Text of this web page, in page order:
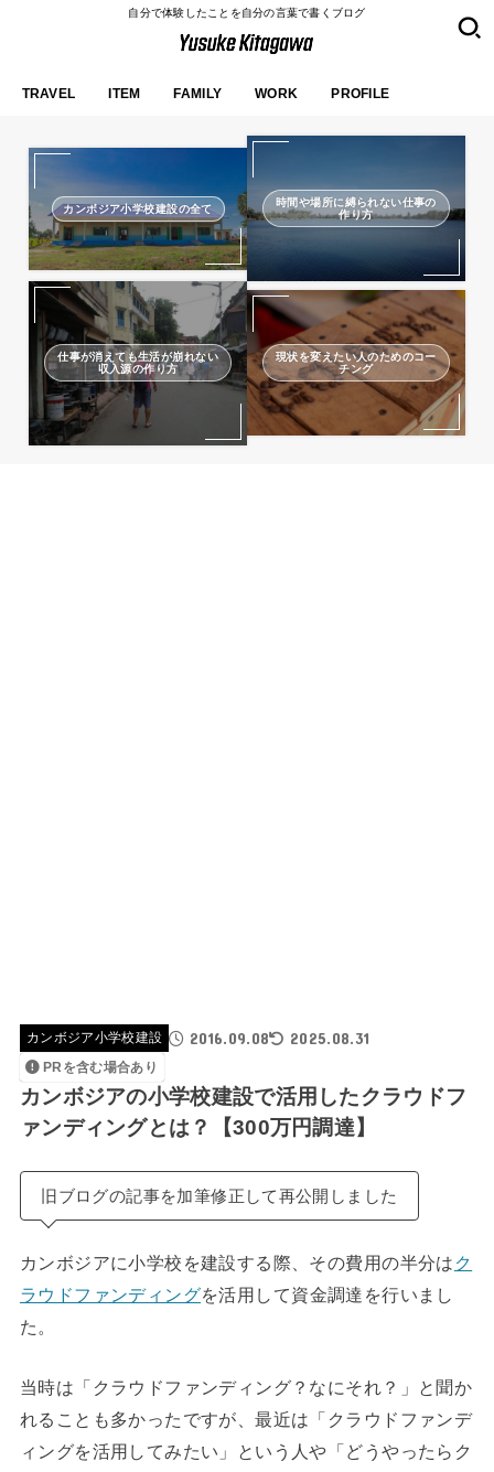
自分で体験したことを自分の言葉で書くブログ
TRAVEL ITEM FAMILY WORK PROFILE
カンボジア小学校建設の全て
時間や場所に縛られない仕事の
作り方
仕事が消えても生活が崩れない
収入源の作り方
現状を変えたい人のためのコー
チング
カンボジア小学校建設 2016.09.08 2025.08.31
PRを含む場合あり
カンボジアの小学校建設で活用したクラウドフ
ァンディングとは？【300万円調達】
旧ブログの記事を加筆修正して再公開しました
カンボジアに小学校を建設する際、その費用の半分は ク
ラウドファンディングを活用して資金調達を行いまし
た。
当時は「クラウドファンディング？なにそれ？」と聞か
れることも多かったですが、最近は「クラウドファンデ
ィングを活用してみたい」という人や「どうやったらク